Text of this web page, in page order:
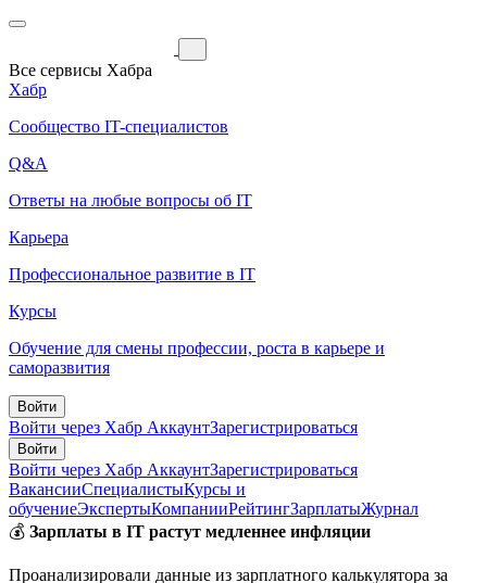
Все сервисы Хабра
Хабр
Сообщество IT-специалистов
Q&A
Ответы на любые вопросы об IT
Карьера
Профессиональное развитие в IT
Курсы
Обучение для смены профессии, роста в карьере и
саморазвития
Войти
Войти через Хабр АккаунтЗарегистрироваться
Войти
Войти через Хабр АккаунтЗарегистрироваться
ВакансииСпециалистыКурсы и
обучениеЭкспертыКомпанииРейтингЗарплатыЖурнал
💰 Зарплаты в IT растут медленнее инфляции
Проанализировали данные из зарплатного калькулятора за